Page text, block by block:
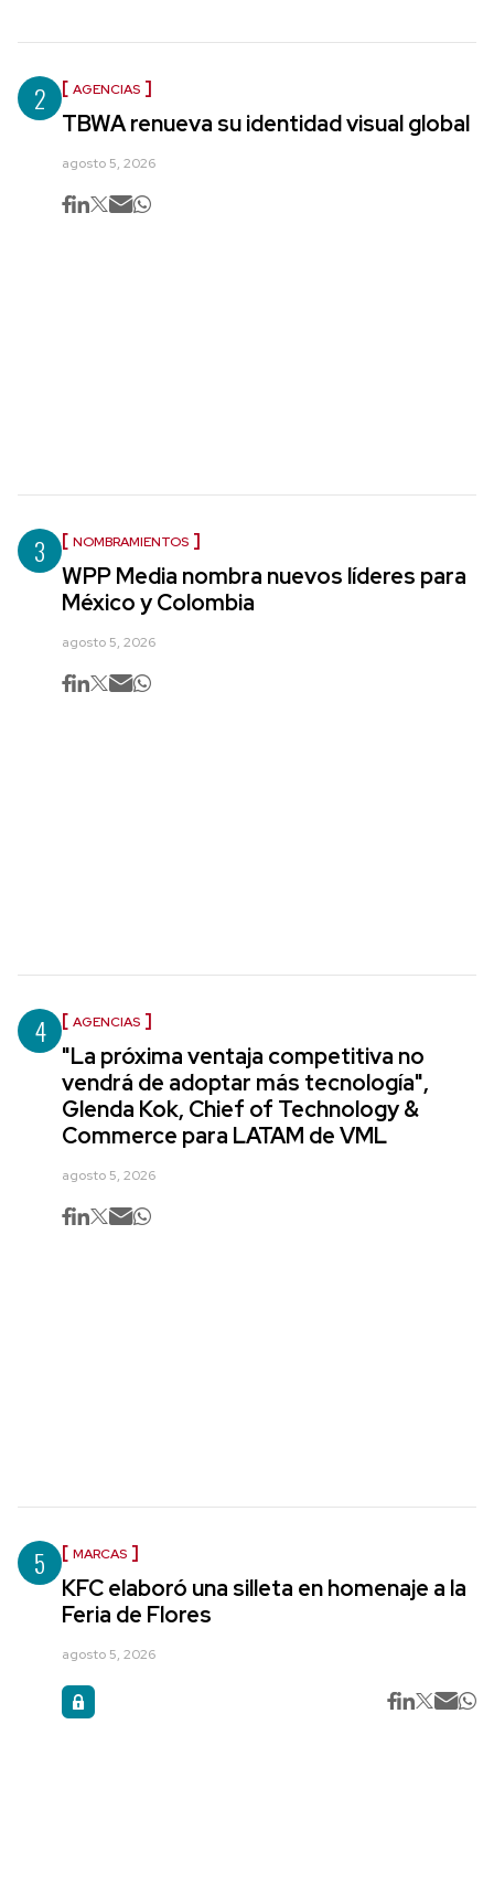
2 AGENCIAS
TBWA renueva su identidad visual global
agosto 5, 2026
3 NOMBRAMIENTOS
WPP Media nombra nuevos líderes para
México y Colombia
agosto 5, 2026
4 AGENCIAS
"La próxima ventaja competitiva no
vendrá de adoptar más tecnología",
Glenda Kok, Chief of Technology &
Commerce para LATAM de VML
agosto 5, 2026
5 MARCAS
KFC elaboró una silleta en homenaje a la
Feria de Flores
agosto 5, 2026